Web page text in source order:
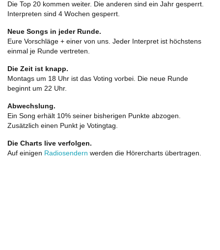
Die Top 20 kommen weiter. Die anderen sind ein Jahr gesperrt.
Interpreten sind 4 Wochen gesperrt.
Neue Songs in jeder Runde.
Eure Vorschläge + einer von uns. Jeder Interpret ist höchstens
einmal je Runde vertreten.
Die Zeit ist knapp.
Montags um 18 Uhr ist das Voting vorbei. Die neue Runde
beginnt um 22 Uhr.
Abwechslung.
Ein Song erhält 10% seiner bisherigen Punkte abzogen.
Zusätzlich einen Punkt je Votingtag.
Die Charts live verfolgen.
Auf einigen Radiosendern werden die Hörercharts übertragen.